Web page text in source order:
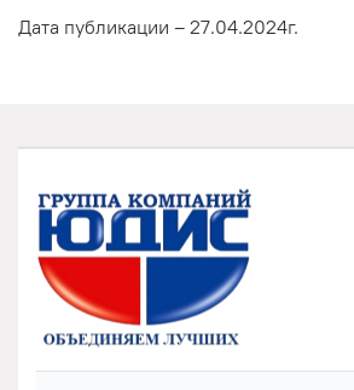
Дата публикации – 27.04.2024г.